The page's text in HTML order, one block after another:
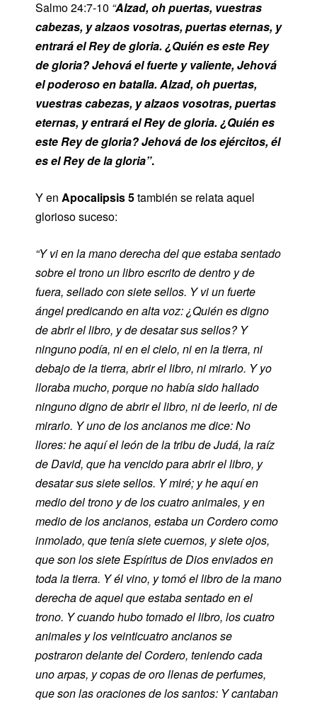
Salmo 24:7-10 “Alzad, oh puertas, vuestras
cabezas, y alzaos vosotras, puertas eternas, y
entrará el Rey de gloria.¿Quién es este Rey
de gloria? Jehová el fuerte y valiente, Jehová
el poderoso en batalla.Alzad, oh puertas,
vuestras cabezas, y alzaos vosotras, puertas
eternas, y entrará el Rey de gloria.¿Quién es
este Rey de gloria? Jehová de los ejércitos, él
es el Rey de la gloria”.
Y en Apocalipsis 5también se relata aquel
glorioso suceso:
“Y vi en la mano derecha del que estaba sentado
sobre el trono un libro escrito de dentro y de
fuera, sellado con siete sellos. Y vi un fuerte
ángel predicando en alta voz: ¿Quién es digno
de abrir el libro, y de desatar sus sellos? Y
ninguno podía, ni en el cielo, ni en la tierra, ni
debajo de la tierra, abrir el libro, ni mirarlo. Y yo
lloraba mucho, porque no había sido hallado
ninguno digno de abrir el libro, ni de leerlo, ni de
mirarlo. Y uno de los ancianos me dice: No
llores: he aquí el león de la tribu de Judá, la raíz
de David, que ha vencido para abrir el libro, y
desatar sus siete sellos. Y miré; y he aquí en
medio del trono y de los cuatro animales, y en
medio de los ancianos, estaba un Cordero como
inmolado, que tenía siete cuernos, y siete ojos,
que son los siete Espíritus de Dios enviados en
toda la tierra. Y él vino, y tomó el libro de la mano
derecha de aquel que estaba sentado en el
trono. Y cuando hubo tomado el libro, los cuatro
animales y los veinticuatro ancianos se
postraron delante del Cordero, teniendo cada
uno arpas, y copas de oro llenas de perfumes,
que son las oraciones de los santos: Y cantaban